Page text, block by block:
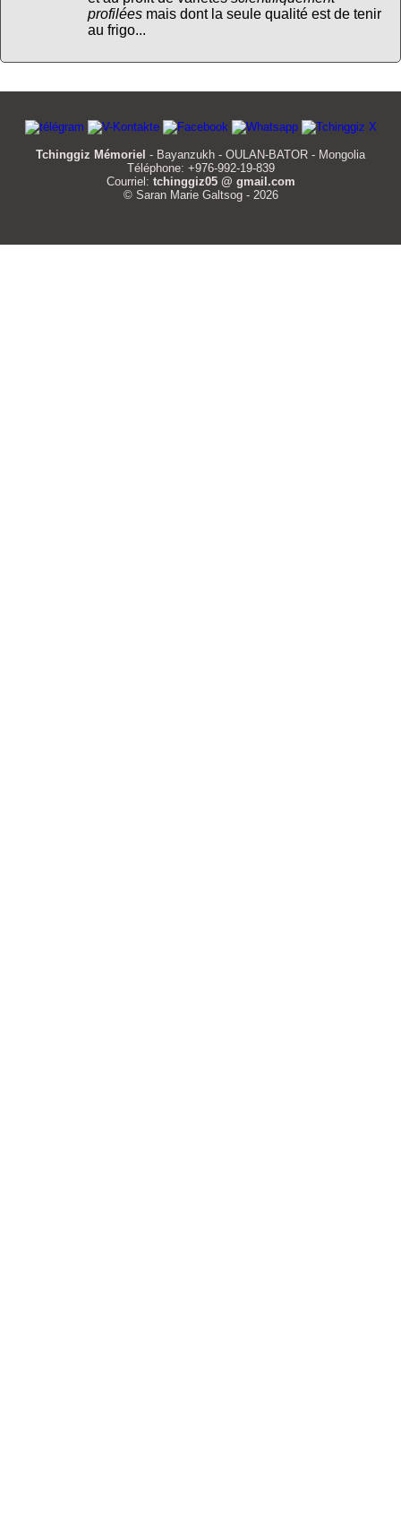
profiléesmais dont la seule qualité est de tenir
au frigo...
Tchinggiz Mémoriel - Bayanzukh - OULAN-BATOR - Mongolia
Téléphone: +976-992-19-839
Courriel: tchinggiz05 @ gmail.com
© Saran Marie Galtsog - 2026